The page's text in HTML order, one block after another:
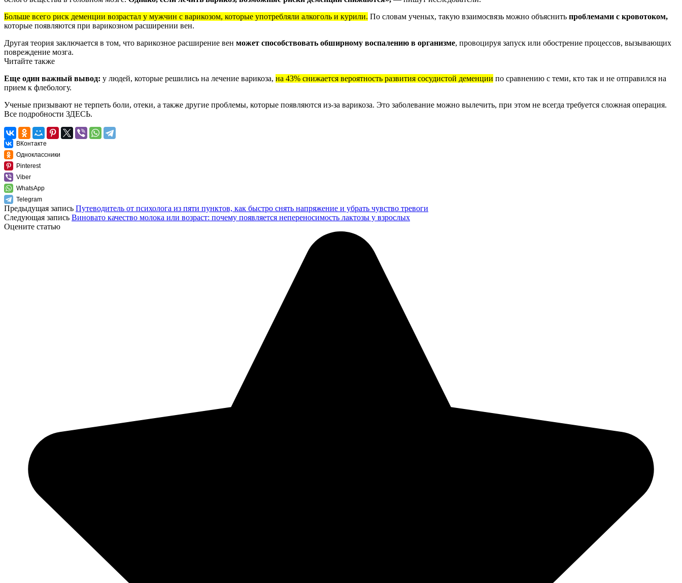
Больше всего риск деменции возрастал у мужчин с варикозом, которые употребляли алкоголь и курили. По словам ученых, такую взаимосвязь можно объяснить проблемами с кровотоком,
которые появляются при варикозном расширении вен.
Другая теория заключается в том, что варикозное расширение вен может способствовать обширному воспалению в организме, провоцируя запуск или обострение процессов, вызывающих
повреждение мозга.
Читайте также
Еще один важный вывод: у людей, которые решились на лечение варикоза, на 43% снижается вероятность развития сосудистой деменции по сравнению с теми, кто так и не отправился на
прием к флебологу.
Ученые призывают не терпеть боли, отеки, а также другие проблемы, которые появляются из-за варикоза. Это заболевание можно вылечить, при этом не всегда требуется сложная операция.
Все подробности ЗДЕСЬ.
ВКонтакте
Одноклассники
Pinterest
Viber
WhatsApp
Telegram
Предыдущая запись Путеводитель от психолога из пяти пунктов, как быстро снять напряжение и убрать чувство тревоги
Следующая запись Виновато качество молока или возраст: почему появляется непереносимость лактозы у взрослых
Оцените статью